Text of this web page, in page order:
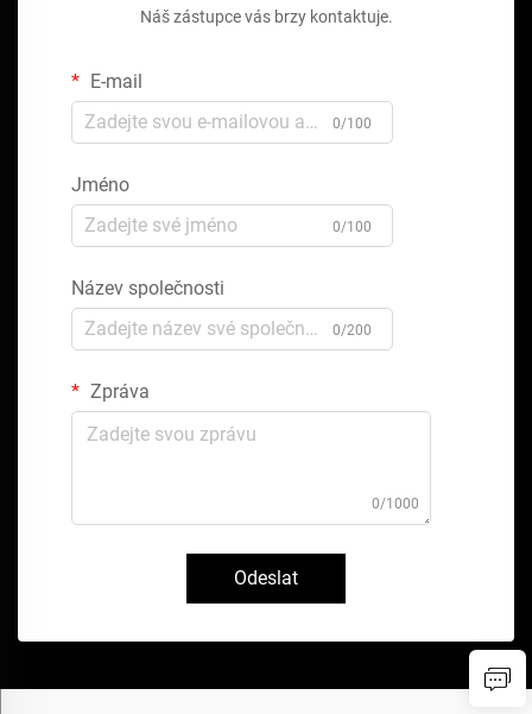
Náš zástupce vás brzy kontaktuje.
E-mail
0/100
Jméno
0/100
Název společnosti
0/200
Zpráva
0/1000
Odeslat